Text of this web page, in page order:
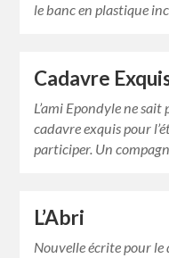
le banc en plastique
Cadavre
L’ami Epondyle ne
cadavre exquis pour
participer. Un
L’Abri
Nouvelle écrite pour le